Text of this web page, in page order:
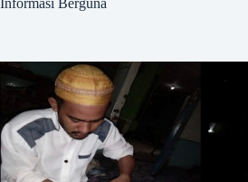
Informasi Berguna